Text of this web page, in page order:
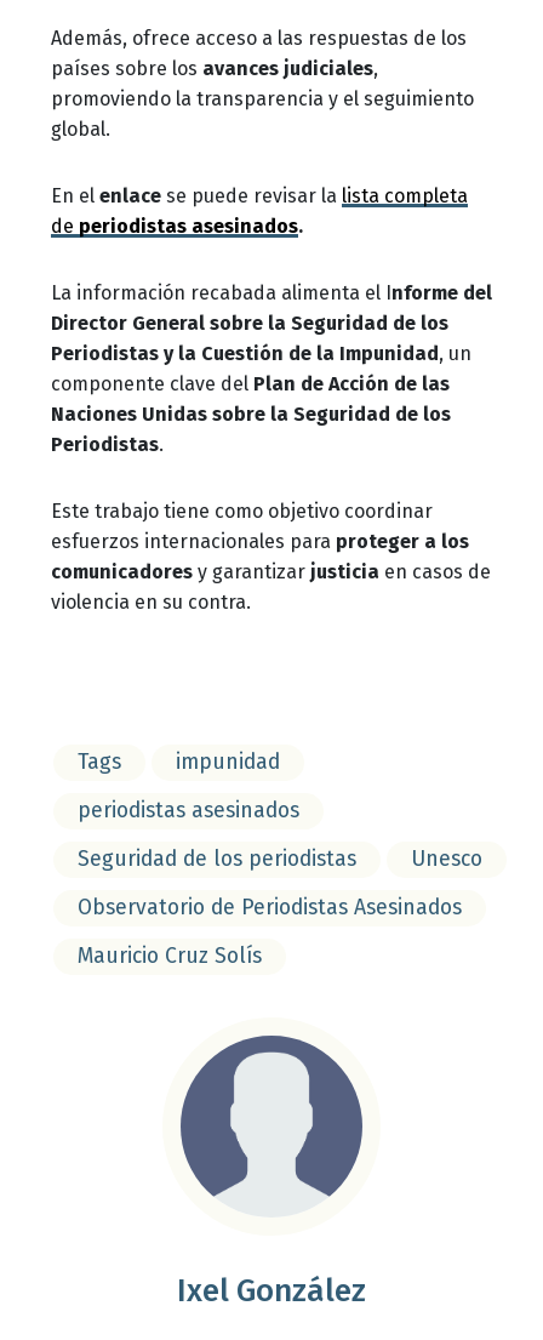
Además, ofrece acceso a las respuestas de los
países sobre los avances judiciales,
promoviendo la transparencia y el seguimiento
global.
En el enlace se puede revisar la lista completa
de periodistas asesinados.
La información recabada alimenta el Informe del
Director General sobre la Seguridad de los
Periodistas y la Cuestión de la Impunidad, un
componente clave del Plan de Acción de las
Naciones Unidas sobre la Seguridad de los
Periodistas.
Este trabajo tiene como objetivo coordinar
esfuerzos internacionales para proteger a los
comunicadores y garantizar justicia en casos de
violencia en su contra.
Tags
impunidad
periodistas asesinados
Seguridad de los periodistas
Unesco
Observatorio de Periodistas Asesinados
Mauricio Cruz Solís
Ixel González